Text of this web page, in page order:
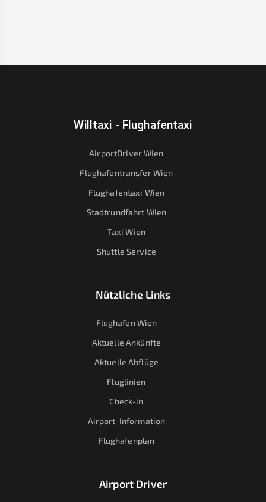
Willtaxi - Flughafentaxi
AirportDriver Wien
Flughafentransfer Wien
Flughafentaxi Wien
Stadtrundfahrt Wien
Taxi Wien
Shuttle Service
Nützliche Links
Flughafen Wien
Aktuelle Ankünfte
Aktuelle Abflüge
Fluglinien
Check-in
Airport-Information
Flughafenplan
Airport Driver